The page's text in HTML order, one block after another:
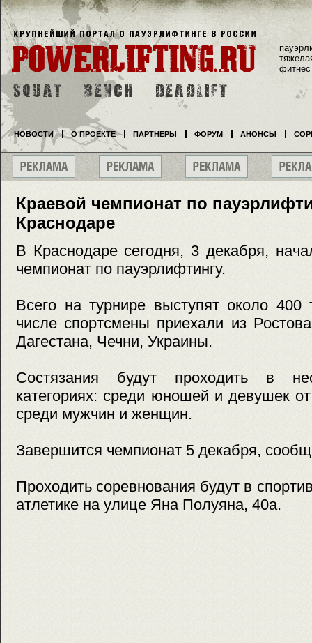
Краевой чемпионат по
Краснодаре
В Краснодаре сегодня, 3 декабря,
чемпионат по пауэрлифтингу.
Всего на турнире выступят около 400
числе спортсмены приехали из
Дагестана, Чечни, Украины.
Состязания будут проходить в
категориях: среди юношей и девушек
среди мужчин и женщин.
Завершится чемпионат 5 декабря,
Проходить соревнования будут в
атлетике на улице Яна Полуяна, 40а.
фитнес
НОВОСТИ О ПРОЕКТЕ ПАРТНЕРЫ ФОРУМ АНОНСЫ